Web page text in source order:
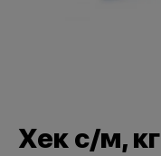
Хек с/м, кг